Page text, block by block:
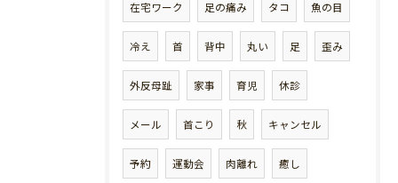
在宅ワーク 足の痛み タコ 魚の目
冷え 首 背中 丸い 足 歪み
外反母趾 家事 育児 休診
メール 首こり 秋 キャンセル
予約 運動会 肉離れ 癒し